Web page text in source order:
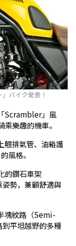
バイク発表！
Scrambler」風
樂趣的機車。
翹排氣管、油箱護
風格。
的鑽石車架
勢，兼顧舒適與
塊紋路（Semi-
平坦越野的多種